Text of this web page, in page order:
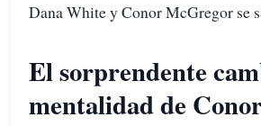
Dana White y Conor McGregor se
El sorprendente
mentalidad de